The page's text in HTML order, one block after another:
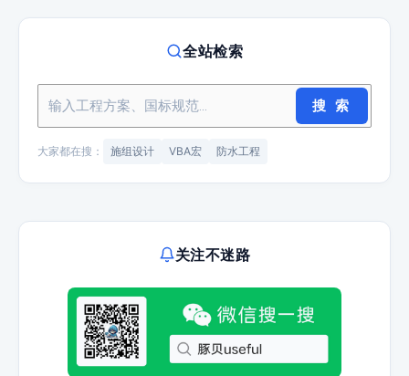
全站检索
搜 索
大家都在搜： 施组设计 VBA宏 防水工程
关注不迷路